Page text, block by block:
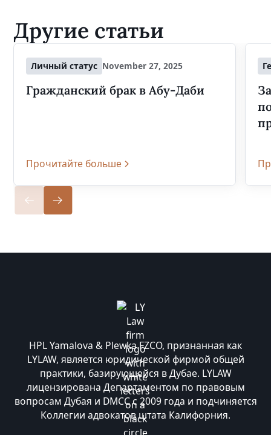
Другие статьи
Личный статус November 27, 2025
Гражданский брак в Абу-Даби
Прочитайте больше
HPL Yamalova & Plewka FZCO, признанная как
LYLAW, является юридической фирмой общей
практики, базирующейся в Дубае. LYLAW
лицензирована Департаментом по правовым
вопросам Дубая и DMCC с 2009 года и подчиняется
Коллегии адвокатов штата Калифорния.